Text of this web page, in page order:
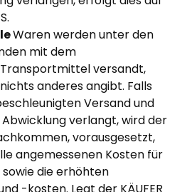
Waren werden unter den
mit dem
versandt,
anderes angibt. Falls
Versand und
verlangt, wird der
vorausgesetzt,
angemessenen Kosten für
die erhöhten